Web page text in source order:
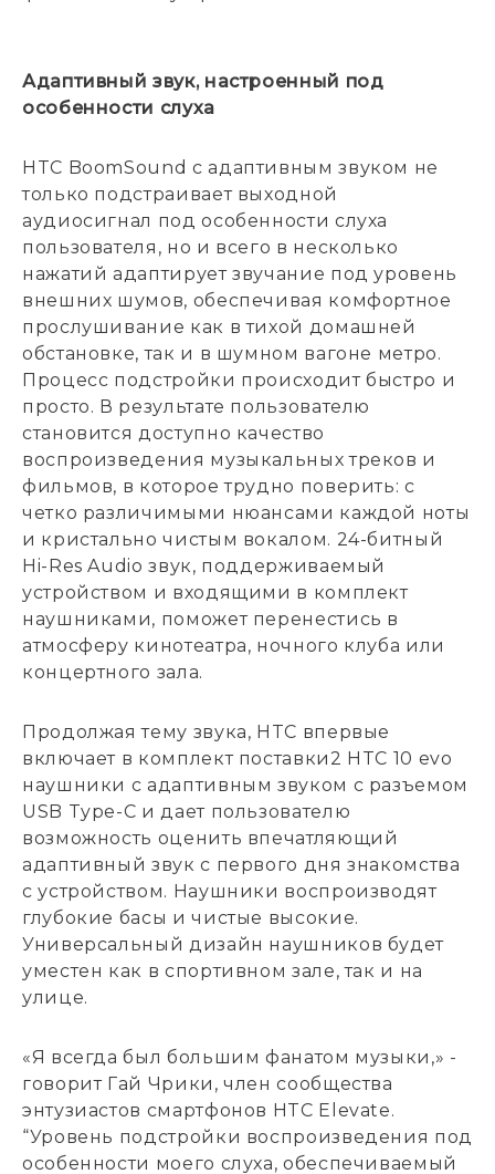
Адаптивный звук, настроенный под
особенности слуха
HTC BoomSound с адаптивным звуком не
только подстраивает выходной
аудиосигнал под особенности слуха
пользователя, но и всего в несколько
нажатий адаптирует звучание под уровень
внешних шумов, обеспечивая комфортное
прослушивание как в тихой домашней
обстановке, так и в шумном вагоне метро.
Процесс подстройки происходит быстро и
просто. В результате пользователю
становится доступно качество
воспроизведения музыкальных треков и
фильмов, в которое трудно поверить: с
четко различимыми нюансами каждой ноты
и кристально чистым вокалом. 24-битный
Hi-Res Audio звук, поддерживаемый
устройством и входящими в комплект
наушниками, поможет перенестись в
атмосферу кинотеатра, ночного клуба или
концертного зала.
Продолжая тему звука, HTC впервые
включает в комплект поставки2 HTC 10 evo
наушники с адаптивным звуком с разъемом
USB Type-C и дает пользователю
возможность оценить впечатляющий
адаптивный звук с первого дня знакомства
с устройством. Наушники воспроизводят
глубокие басы и чистые высокие.
Универсальный дизайн наушников будет
уместен как в спортивном зале, так и на
улице.
«Я всегда был большим фанатом музыки,» -
говорит Гай Чрики, член сообщества
энтузиастов смартфонов HTC Elevate.
“Уровень подстройки воспроизведения под
особенности моего слуха, обеспечиваемый